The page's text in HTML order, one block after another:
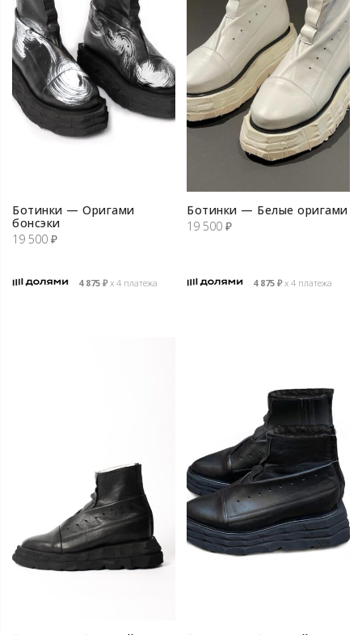
Ботинки — Оригами
бонсэки
19 500 ₽
4 875 ₽х 4 платежа
Ботинки — Белые оригами
19 500 ₽
4 875 ₽х 4 платежа